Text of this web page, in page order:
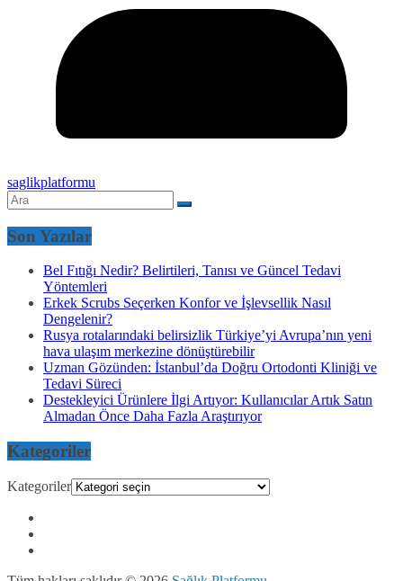
saglikplatformu
Son Yazılar
Bel Fıtığı Nedir? Belirtileri, Tanısı ve Güncel Tedavi
Yöntemleri
Erkek Scrubs Seçerken Konfor ve İşlevsellik Nasıl
Dengelenir?
Rusya rotalarındaki belirsizlik Türkiye’yi Avrupa’nın yeni
hava ulaşım merkezine dönüştürebilir
Uzman Gözünden: İstanbul’da Doğru Ortodonti Kliniği ve
Tedavi Süreci
Destekleyici Ürünlere İlgi Artıyor: Kullanıcılar Artık Satın
Almadan Önce Daha Fazla Araştırıyor
Kategoriler
Kategoriler